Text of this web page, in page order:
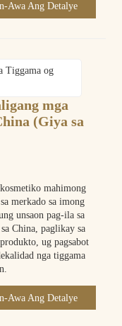
Awa Ang Detalye
mga
(Giya sa
mahimong
merkado sa imong
unsaon pag-ila sa
China, paglikay sa
ug pagsabot
nga tiggama
Awa Ang Detalye